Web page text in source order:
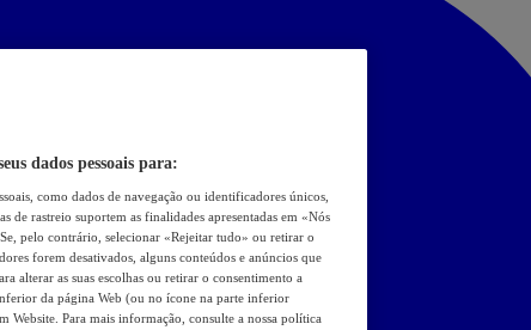
dados pessoais para:
como dados de navegação ou identificadores únicos,
de rastreio suportem as finalidades apresentadas em «Nós
pelo contrário, selecionar «Rejeitar tudo» ou retirar o
forem desativados, alguns conteúdos e anúncios que
alterar as suas escolhas ou retirar o consentimento a
da página Web (ou no ícone na parte inferior
Website. Para mais informação, consulte a nossa política